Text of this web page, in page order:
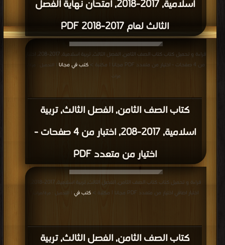
اسلامية, 2017-2018, امتحان نهاية الفصل
الثالث لعام 2017-2018 PDF
كتاب الصف الثامن, الفصل الثالث, تربية
اسلامية, 2017-208, اختبار من 4 صفحات -
اختيار من متعدد PDF
من 4 صفحات - اختيار من متعدد PDF مجانا | مكتبة >
كتب في مجانا | التحميل : مرة/
مرات
كتاب الصف الثامن, الفصل الثالث, تربية
اختبار اضافي اختيار من متعدد PDF مجانا | مكتبة >
كتب في | التحميل : مرة/مرات